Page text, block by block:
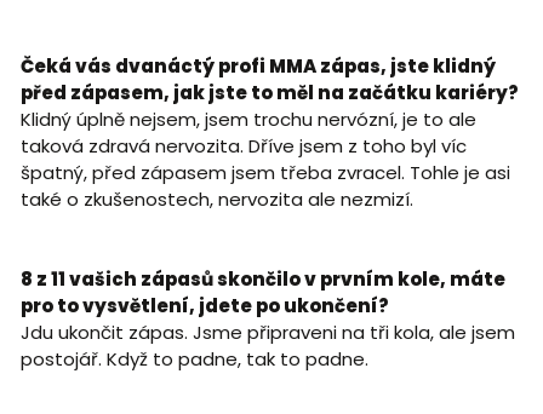
Čeká vás dvanáctý profi MMA zápas, jste klidný
před zápasem, jak jste to měl na začátku kariéry?
Klidný úplně nejsem, jsem trochu nervózní, je to ale
taková zdravá nervozita. Dříve jsem z toho byl víc
špatný, před zápasem jsem třeba zvracel. Tohle je asi
také o zkušenostech, nervozita ale nezmizí.
8 z 11 vašich zápasů skončilo v prvním kole, máte
pro to vysvětlení, jdete po ukončení?
Jdu ukončit zápas. Jsme připraveni na tři kola, ale jsem
postojář. Když to padne, tak to padne.